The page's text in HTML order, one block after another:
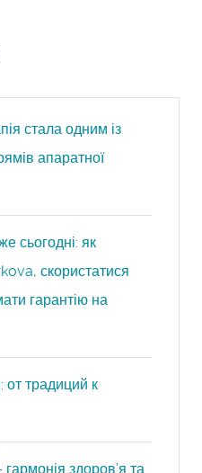
стала одним із
апаратної
сьогодні: як
скористатися
гарантію на
традиций к
здоров’я та